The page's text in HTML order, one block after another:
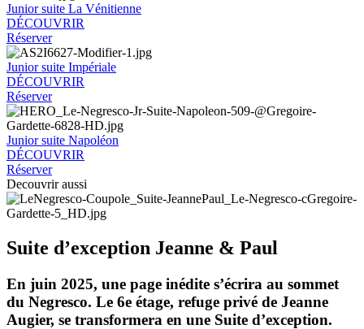
Junior suite La Vénitienne
DÉCOUVRIR
Réserver
Junior suite Impériale
DÉCOUVRIR
Réserver
Junior suite Napoléon
DÉCOUVRIR
Réserver
Decouvrir aussi
Suite d’exception Jeanne & Paul
En juin 2025, une page inédite s’écrira au sommet
du Negresco. Le 6e étage, refuge privé de Jeanne
Augier, se transformera en une Suite d’exception.